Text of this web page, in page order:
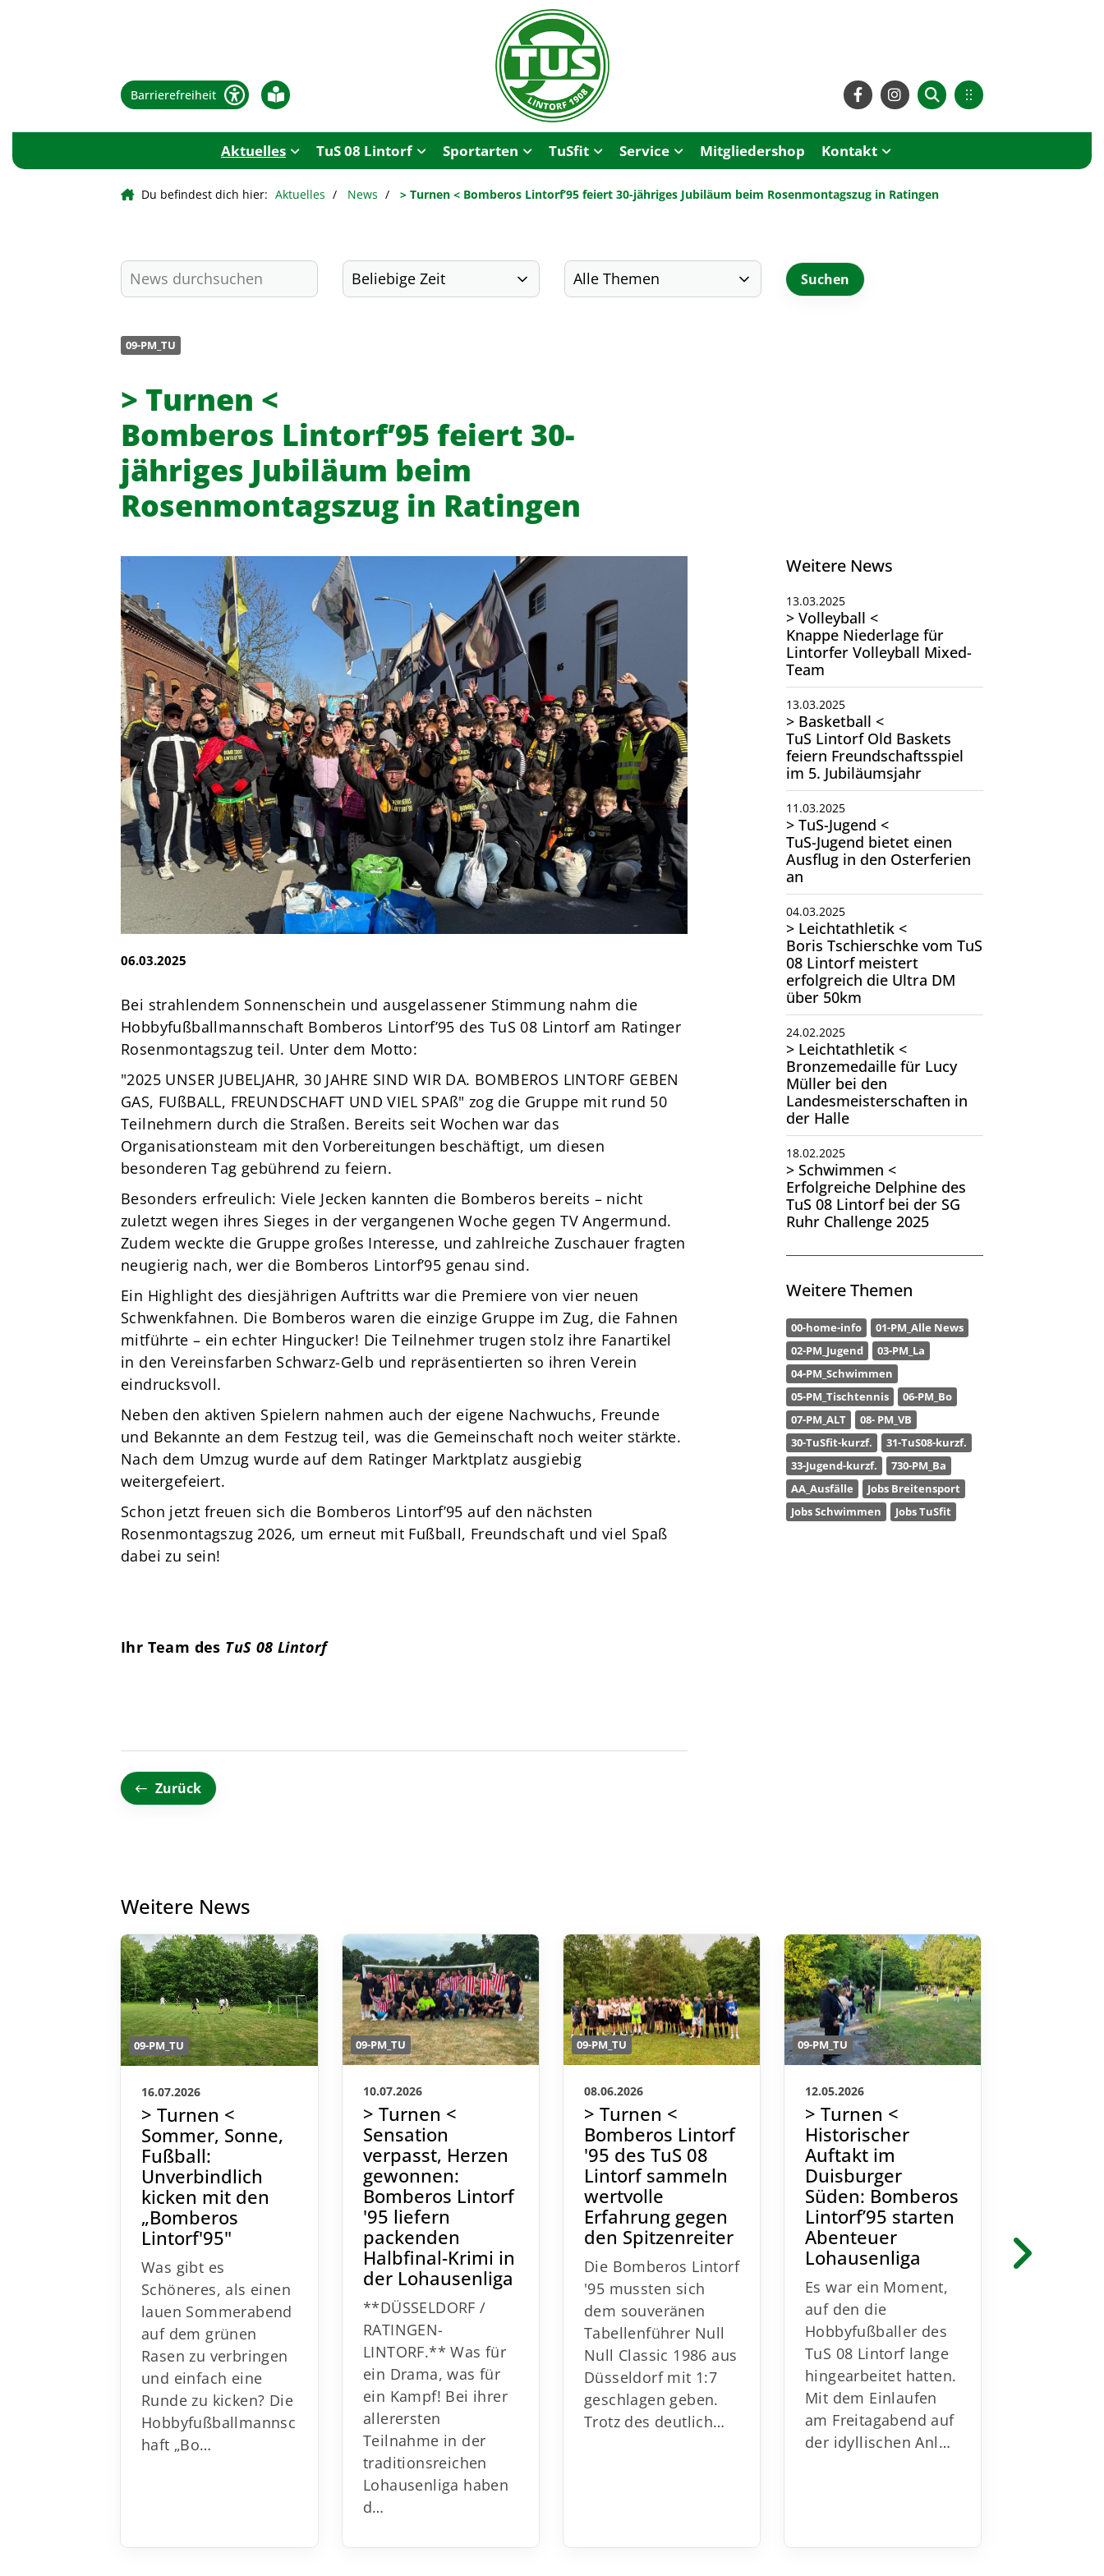
Barrierefreiheit
Aktuelles TuS 08 Lintorf Sportarten TuSfit Service Mitgliedershop Kontakt
Du befindest dich hier: Aktuelles News > Turnen < Bomberos Lintorf’95 feiert 30-jähriges Jubiläum beim Rosenmontagszug in Ratingen
09-PM_TU
> Turnen <
Bomberos Lintorf’95 feiert 30-
jähriges Jubiläum beim
Rosenmontagszug in Ratingen
06.03.2025
Bei strahlendem Sonnenschein und ausgelassener Stimmung nahm die
Hobbyfußballmannschaft Bomberos Lintorf’95 des TuS 08 Lintorf am Ratinger
Rosenmontagszug teil. Unter dem Motto:
"2025 UNSER JUBELJAHR, 30 JAHRE SIND WIR DA. BOMBEROS LINTORF GEBEN
GAS, FUßBALL, FREUNDSCHAFT UND VIEL SPAß" zog die Gruppe mit rund 50
Teilnehmern durch die Straßen. Bereits seit Wochen war das
Organisationsteam mit den Vorbereitungen beschäftigt, um diesen
besonderen Tag gebührend zu feiern.
Besonders erfreulich: Viele Jecken kannten die Bomberos bereits – nicht
zuletzt wegen ihres Sieges in der vergangenen Woche gegen TV Angermund.
Zudem weckte die Gruppe großes Interesse, und zahlreiche Zuschauer fragten
neugierig nach, wer die Bomberos Lintorf’95 genau sind.
Ein Highlight des diesjährigen Auftritts war die Premiere von vier neuen
Schwenkfahnen. Die Bomberos waren die einzige Gruppe im Zug, die Fahnen
mitführte – ein echter Hingucker! Die Teilnehmer trugen stolz ihre Fanartikel
in den Vereinsfarben Schwarz-Gelb und repräsentierten so ihren Verein
eindrucksvoll.
Neben den aktiven Spielern nahmen auch der eigene Nachwuchs, Freunde
und Bekannte an dem Festzug teil, was die Gemeinschaft noch weiter stärkte.
Nach dem Umzug wurde auf dem Ratinger Marktplatz ausgiebig
weitergefeiert.
Schon jetzt freuen sich die Bomberos Lintorf’95 auf den nächsten
Rosenmontagszug 2026, um erneut mit Fußball, Freundschaft und viel Spaß
dabei zu sein!
Ihr Team des TuS 08 Lintorf
Zurück
Weitere News
13.03.2025
> Volleyball <
Knappe Niederlage für
Lintorfer Volleyball Mixed-
Team
13.03.2025
> Basketball <
TuS Lintorf Old Baskets
feiern Freundschaftsspiel
im 5. Jubiläumsjahr
11.03.2025
> TuS-Jugend <
TuS-Jugend bietet einen
Ausflug in den Osterferien
an
04.03.2025
> Leichtathletik <
Boris Tschierschke vom TuS
08 Lintorf meistert
erfolgreich die Ultra DM
über 50km
24.02.2025
> Leichtathletik <
Bronzemedaille für Lucy
Müller bei den
Landesmeisterschaften in
der Halle
18.02.2025
> Schwimmen <
Erfolgreiche Delphine des
TuS 08 Lintorf bei der SG
Ruhr Challenge 2025
Weitere Themen
00-home-info
01-PM_Alle News
02-PM_Jugend
03-PM_La
04-PM_Schwimmen
05-PM_Tischtennis
06-PM_Bo
07-PM_ALT
08- PM_VB
30-TuSfit-kurzf.
31-TuS08-kurzf.
33-Jugend-kurzf.
730-PM_Ba
AA_Ausfälle
Jobs Breitensport
Jobs Schwimmen
Jobs TuSfit
Weitere News
09-PM_TU
16.07.2026
> Turnen <
Sommer, Sonne,
Fußball:
Unverbindlich
kicken mit den
„Bomberos
Lintorf'95"
Was gibt es
Schöneres, als einen
lauen Sommerabend
auf dem grünen
Rasen zu verbringen
und einfach eine
Runde zu kicken? Die
Hobbyfußballmannsc
haft „Bo…
09-PM_TU
10.07.2026
> Turnen <
Sensation
verpasst, Herzen
gewonnen:
Bomberos Lintorf
'95 liefern
packenden
Halbfinal-Krimi in
der Lohausenliga
**DÜSSELDORF /
RATINGEN-
LINTORF.** Was für
ein Drama, was für
ein Kampf! Bei ihrer
allerersten
Teilnahme in der
traditionsreichen
Lohausenliga haben
d…
09-PM_TU
08.06.2026
> Turnen <
Bomberos Lintorf
'95 des TuS 08
Lintorf sammeln
wertvolle
Erfahrung gegen
den Spitzenreiter
Die Bomberos Lintorf
'95 mussten sich
dem souveränen
Tabellenführer Null
Null Classic 1986 aus
Düsseldorf mit 1:7
geschlagen geben.
Trotz des deutlich…
09-PM_TU
12.05.2026
> Turnen <
Historischer
Auftakt im
Duisburger
Süden: Bomberos
Lintorf’95 starten
Abenteuer
Lohausenliga
Es war ein Moment,
auf den die
Hobbyfußballer des
TuS 08 Lintorf lange
hingearbeitet hatten.
Mit dem Einlaufen
am Freitagabend auf
der idyllischen Anl…
Turn- und Sportverein 08 Lintorf
e.V.
Brandsheide 30
40885 Ratingen
Deutschland
T: 0 21 02 74 00 50
E: mail@tus08lintorf.de
News
Termine
Über den TuS
Das sind wir
Sportarten
Sportsuche
TuSfit